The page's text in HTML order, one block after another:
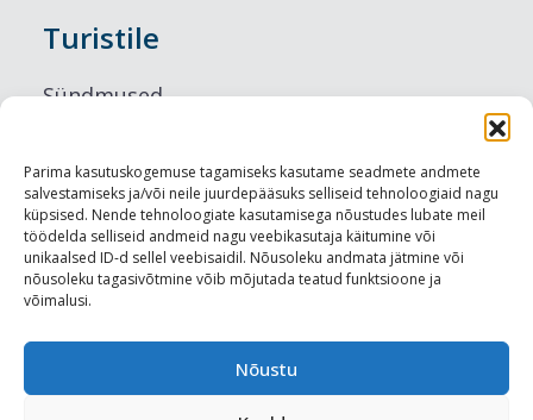
Parima kasutuskogemuse tagamiseks kasutame seadmete andmete
salvestamiseks ja/või neile juurdepääsuks selliseid tehnoloogiaid nagu
küpsised. Nende tehnoloogiate kasutamisega nõustudes lubate meil
töödelda selliseid andmeid nagu veebikasutaja käitumine või
unikaalsed ID-d sellel veebisaidil. Nõusoleku andmata jätmine või
nõusoleku tagasivõtmine võib mõjutada teatud funktsioone ja
võimalusi.
Nõustu
Turistile
Sündmused
Maitseelamused
Vaatamisväärsused
Visit Tallinn
Turismiprofessionaalile